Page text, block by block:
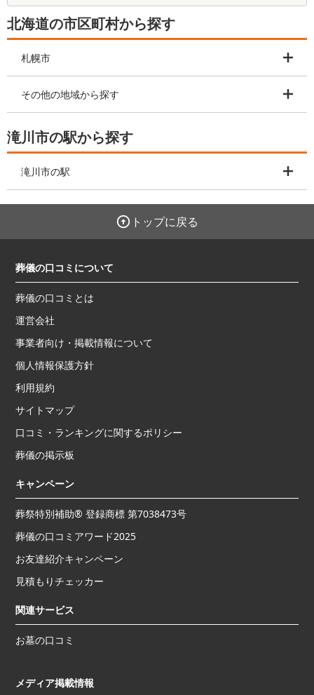
北海道の市区町村から探す
札幌市
その他の地域から探す
滝川市の駅から探す
滝川市の駅
トップに戻る
葬儀の口コミについて
葬儀の口コミとは
運営会社
事業者向け・掲載情報について
個人情報保護方針
利用規約
サイトマップ
口コミ・ランキングに関するポリシー
葬儀の掲示板
キャンペーン
葬祭特別補助® 登録商標 第7038473号
葬儀の口コミアワード2025
お友達紹介キャンペーン
見積もりチェッカー
関連サービス
お墓の口コミ
メディア掲載情報